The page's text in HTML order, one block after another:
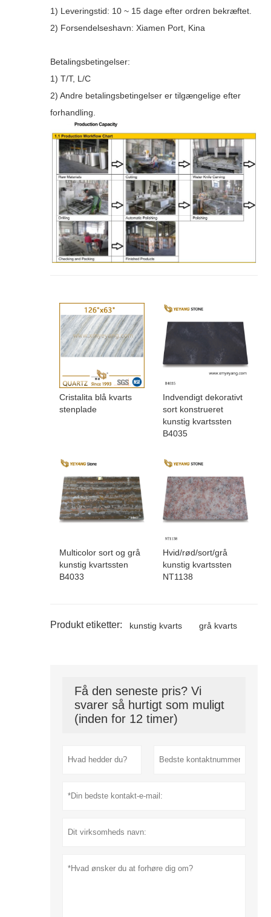
1) Leveringstid: 10 ~ 15 dage efter ordren bekræftet.
2) Forsendelseshavn: Xiamen Port, Kina
Betalingsbetingelser:
1) T/T, L/C
2) Andre betalingsbetingelser er tilgængelige efter
forhandling.
Cristalita blå kvarts
stenplade
Indvendigt dekorativt
sort konstrueret
kunstig kvartssten
B4035
Multicolor sort og grå
kunstig kvartssten
B4033
Hvid/rød/sort/grå
kunstig kvartssten
NT1138
Produkt etiketter: kunstig kvarts grå kvarts
Få den seneste pris? Vi
svarer så hurtigt som muligt
(inden for 12 timer)